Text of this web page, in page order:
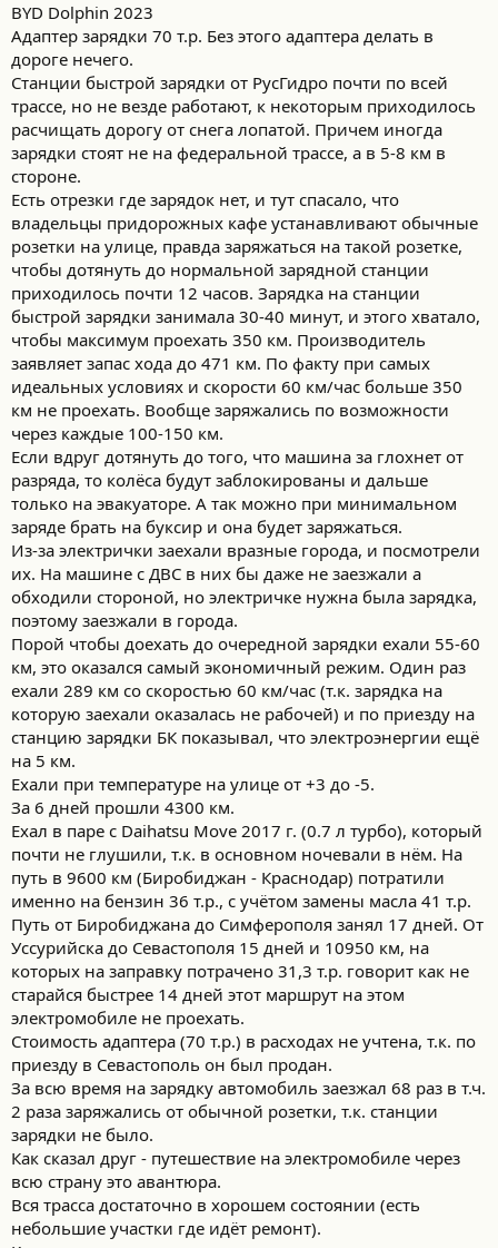
BYD Dolphin 2023
Адаптер зарядки 70 т.р. Без этого адаптера делать в
дороге нечего.
Станции быстрой зарядки от РусГидро почти по всей
трассе, но не везде работают, к некоторым приходилось
расчищать дорогу от снега лопатой. Причем иногда
зарядки стоят не на федеральной трассе, а в 5-8 км в
стороне.
Есть отрезки где зарядок нет, и тут спасало, что
владельцы придорожных кафе устанавливают обычные
розетки на улице, правда заряжаться на такой розетке,
чтобы дотянуть до нормальной зарядной станции
приходилось почти 12 часов. Зарядка на станции
быстрой зарядки занимала 30-40 минут, и этого хватало,
чтобы максимум проехать 350 км. Производитель
заявляет запас хода до 471 км. По факту при самых
идеальных условиях и скорости 60 км/час больше 350
км не проехать. Вообще заряжались по возможности
через каждые 100-150 км.
Если вдруг дотянуть до того, что машина за глохнет от
разряда, то колёса будут заблокированы и дальше
только на эвакуаторе. А так можно при минимальном
заряде брать на буксир и она будет заряжаться.
Из-за электрички заехали вразные города, и посмотрели
их. На машине с ДВС в них бы даже не заезжали а
обходили стороной, но электричке нужна была зарядка,
поэтому заезжали в города.
Порой чтобы доехать до очередной зарядки ехали 55-60
км, это оказался самый экономичный режим. Один раз
ехали 289 км со скоростью 60 км/час (т.к. зарядка на
которую заехали оказалась не рабочей) и по приезду на
станцию зарядки БК показывал, что электроэнергии ещё
на 5 км.
Ехали при температуре на улице от +3 до -5.
За 6 дней прошли 4300 км.
Ехал в паре с Daihatsu Move 2017 г. (0.7 л турбо), который
почти не глушили, т.к. в основном ночевали в нём. На
путь в 9600 км (Биробиджан - Краснодар) потратили
именно на бензин 36 т.р., с учётом замены масла 41 т.р.
Путь от Биробиджана до Симферополя занял 17 дней. От
Уссурийска до Севастополя 15 дней и 10950 км, на
которых на заправку потрачено 31,3 т.р. говорит как не
старайся быстрее 14 дней этот маршрут на этом
электромобиле не проехать.
Стоимость адаптера (70 т.р.) в расходах не учтена, т.к. по
приезду в Севастополь он был продан.
За всю время на зарядку автомобиль заезжал 68 раз в т.ч.
2 раза заряжались от обычной розетки, т.к. станции
зарядки не было.
Как сказал друг - путешествие на электромобиле через
всю страну это авантюра.
Вся трасса достаточно в хорошем состоянии (есть
небольшие участки где идёт ремонт).